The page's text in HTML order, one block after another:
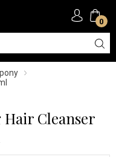
0
Cleanser